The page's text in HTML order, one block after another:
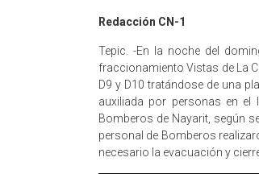
Redacción CN-1
Tepic. -En la noche del
fraccionamiento Vistas de La
D9 y D10 tratándose de una
auxiliada por personas en el
Bomberos de Nayarit, según
personal de Bomberos
necesario la evacuación y